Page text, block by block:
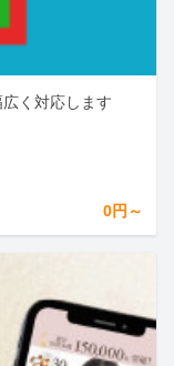
く対応します
0円～